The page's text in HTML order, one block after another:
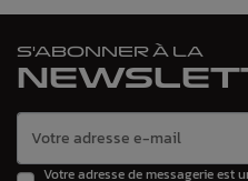
S'ABONNER À LA
Votre adresse de messagerie est